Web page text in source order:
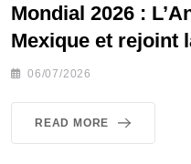
Mondial 2026 :
Mexique et rejoint
06/07/2026
READ MORE